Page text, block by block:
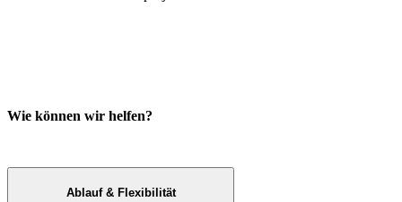
Wie können wir helfen?
Ablauf & Flexibilität